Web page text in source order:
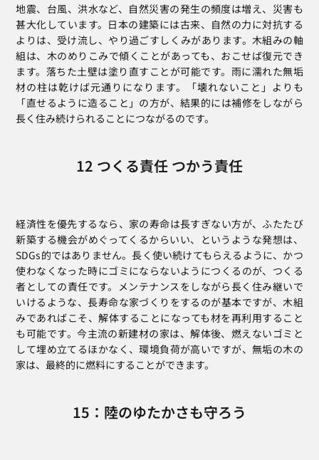
地震、台風、洪水など、自然災害の発生の頻度は増え、災害も
甚大化しています。日本の建築には古来、自然の力に対抗する
よりは、受け流し、やり過ごすしくみがあります。木組みの軸
組は、木のめりこみで傾くことがあっても、おこせば復元でき
ます。落ちた土壁は塗り直すことが可能です。雨に濡れた無垢
材の柱は乾けば元通りになります。「壊れないこと」よりも
「直せるように造ること」の方が、結果的には補修をしながら
長く住み続けられることにつながるのです。
12 つくる責任 つかう責任
経済性を優先するなら、家の寿命は長すぎない方が、ふたたび
新築する機会がめぐってくるからいい、というような発想は、
SDGs的ではありません。長く使い続けてもらえるように、かつ
使わなくなった時にゴミにならないようにつくるのが、つくる
者としての責任です。メンテナンスをしながら長く住み継いで
いけるような、長寿命な家づくりをするのが基本ですが、木組
みであればこそ、解体することになっても材を再利用すること
も可能です。今主流の新建材の家は、解体後、燃えないゴミと
して埋め立てるほかなく、環境負荷が高いですが、無垢の木の
家は、最終的に燃料にすることができます。
15：陸のゆたかさも守ろう